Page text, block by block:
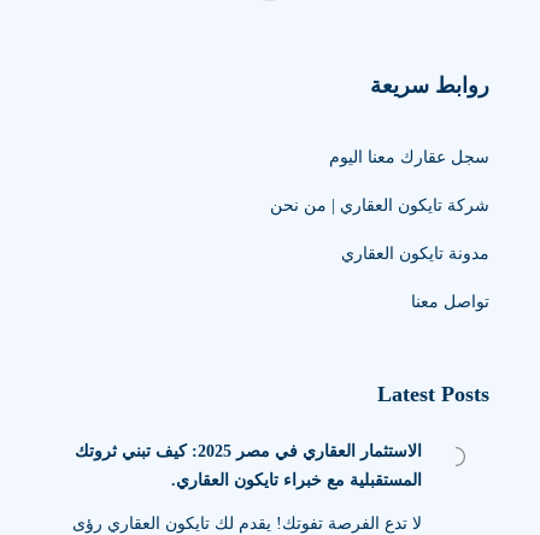
روابط سريعة
سجل عقارك معنا اليوم
شركة تايكون العقاري | من نحن
مدونة تايكون العقاري
تواصل معنا
Latest Posts
الاستثمار العقاري في مصر 2025: كيف تبني ثروتك
المستقبلية مع خبراء تايكون العقاري.
لا تدع الفرصة تفوتك! يقدم لك تايكون العقاري رؤى